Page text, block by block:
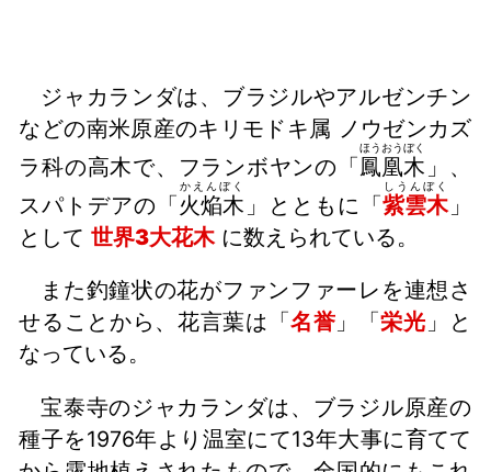
ジャカランダは、ブラジルやアルゼンチン
などの南米原産のキリモドキ属 ノウゼンカズ
ラ科の高木で、フランボヤンの「鳳凰木
ほうおうぼく
」、
スパトデアの「火焔木
かえんぼく
」とともに「紫雲木
しうんぼく
」
として世界3大花木に数えられている。
また釣鐘状の花がファンファーレを連想さ
せることから、花言葉は「名誉 」「栄光 」と
なっている。
宝泰寺のジャカランダは、ブラジル原産の
種子を1976年より温室にて13年大事に育てて